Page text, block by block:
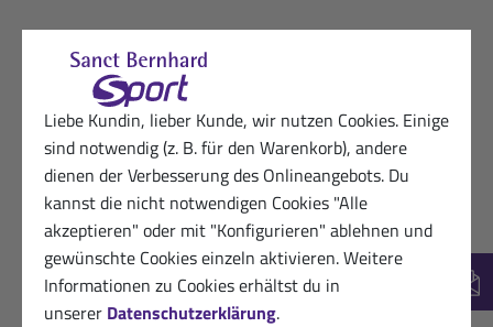
Liebe Kundin, lieber Kunde, wir nutzen Cookies. Einige
sind notwendig (z. B. für den Warenkorb), andere
dienen der Verbesserung des Onlineangebots. Du
kannst die nicht notwendigen Cookies "Alle
akzeptieren" oder mit "Konfigurieren" ablehnen und
gewünschte Cookies einzeln aktivieren. Weitere
Informationen zu Cookies erhältst du in
unserer Datenschutzerklärung.